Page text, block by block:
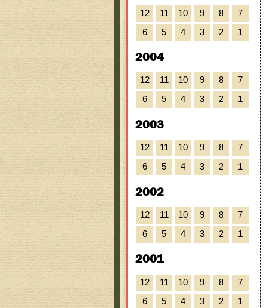
12 11 10 9 8
7
6
5 4 3 2 1
2004
12 11 10 9 8
7
6
5 4 3 2 1
2003
12 11 10 9 8
7
6
5 4 3 2 1
2002
12 11 10 9 8
7
6
5 4 3 2 1
2001
12 11 10 9 8
7
6
5 4 3 2 1